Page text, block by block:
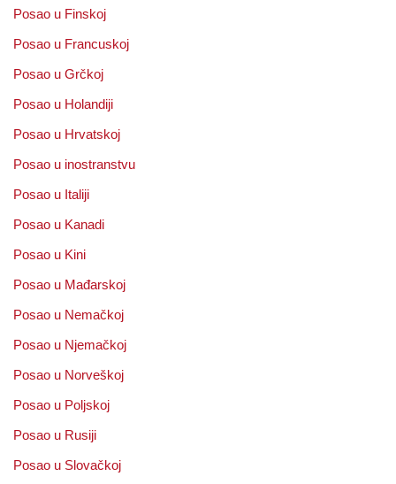
Posao u Finskoj
Posao u Francuskoj
Posao u Grčkoj
Posao u Holandiji
Posao u Hrvatskoj
Posao u inostranstvu
Posao u Italiji
Posao u Kanadi
Posao u Kini
Posao u Mađarskoj
Posao u Nemačkoj
Posao u Njemačkoj
Posao u Norveškoj
Posao u Poljskoj
Posao u Rusiji
Posao u Slovačkoj